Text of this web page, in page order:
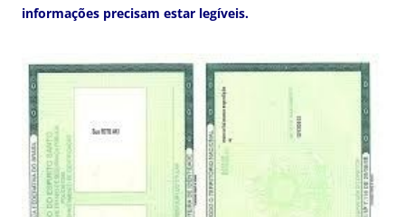
informações precisam estar legíveis.